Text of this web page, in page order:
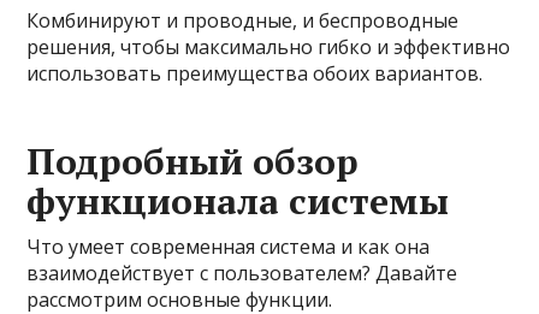
Комбинируют и проводные, и беспроводные
решения, чтобы максимально гибко и эффективно
использовать преимущества обоих вариантов.
Подробный обзор
функционала системы
Что умеет современная система и как она
взаимодействует с пользователем? Давайте
рассмотрим основные функции.